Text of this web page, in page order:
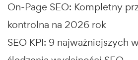
On-Page SEO: Kompletny
kontrolna na 2026 rok
SEO KPI: 9 najważniejszych